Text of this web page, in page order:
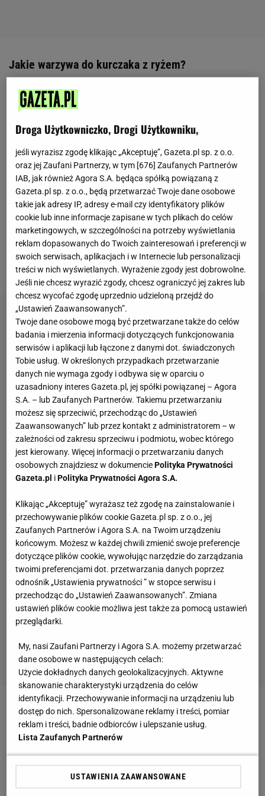
Jakie warzywa do kurczaka z ryżem?
Do kurczaka z ryżem będzie tak naprawdę pasowała
większość warzyw. Od naszej fantazji oraz
upodobań kulinarnych zależy, które z nich
wybierzemy. Wielbiciele tradycyjnych smaków mogą
sięgnąć po klasyk – marchewkę, por, zielony groszek
i natkę pietruszki. Ten zestaw możemy poszerzyć na
przykład o brokuły, kalafior, kukurydzę, paprykę,
fasolkę szparagową, seler naciowy, dynię, czerwoną
cebulę, czosnek… W wersji orientalnej dodajemy
suszone grzyby shiitake. Oczywiście do dania
dopasujmy odpowiedni sosi kombinację przypraw!
Kurczak z ryżem w sosie curry – przepis
- 100 g ryżu (białego, brązowego lub innego)
- 200 g piersi z kurczaka
Droga Użytkowniczko, Drogi Użytkowniku,
jeśli wyrazisz zgodę klikając „Akceptuję”, Gazeta.pl sp. z o.o.
oraz jej Zaufani Partnerzy, w tym [676] Zaufanych Partnerów
IAB, jak również Agora S.A. będąca spółką powiązaną z
Gazeta.pl sp. z o.o., będą przetwarzać Twoje dane osobowe
takie jak adresy IP, adresy e-mail czy identyfikatory plików
cookie lub inne informacje zapisane w tych plikach do celów
marketingowych, w szczególności na potrzeby wyświetlania
reklam dopasowanych do Twoich zainteresowań i preferencji w
swoich serwisach, aplikacjach i w Internecie lub personalizacji
treści w nich wyświetlanych. Wyrażenie zgody jest dobrowolne.
Jeśli nie chcesz wyrazić zgody, chcesz ograniczyć jej zakres lub
chcesz wycofać zgodę uprzednio udzieloną przejdź do
„Ustawień Zaawansowanych”.
Twoje dane osobowe mogą być przetwarzane także do celów
badania i mierzenia informacji dotyczących funkcjonowania
serwisów i aplikacji lub łączone z danymi dot. świadczonych
Tobie usług. W określonych przypadkach przetwarzanie
danych nie wymaga zgody i odbywa się w oparciu o
uzasadniony interes Gazeta.pl, jej spółki powiązanej – Agora
S.A. – lub Zaufanych Partnerów. Takiemu przetwarzaniu
możesz się sprzeciwić, przechodząc do „Ustawień
Zaawansowanych” lub przez kontakt z administratorem – w
zależności od zakresu sprzeciwu i podmiotu, wobec którego
jest kierowany. Więcej informacji o przetwarzaniu danych
osobowych znajdziesz w dokumenciePolityka Prywatności
Gazeta.pl iPolityka Prywatności Agora S.A.
Klikając „Akceptuję” wyrażasz też zgodę na zainstalowanie i
przechowywanie plików cookie Gazeta.pl sp. z o.o., jej
Zaufanych Partnerów i Agora S.A. na Twoim urządzeniu
końcowym. Możesz w każdej chwili zmienić swoje preferencje
dotyczące plików cookie, wywołując narzędzie do zarządzania
twoimi preferencjami dot. przetwarzania danych poprzez
odnośnik „Ustawienia prywatności ” w stopce serwisu i
przechodząc do „Ustawień Zaawansowanych”. Zmiana
ustawień plików cookie możliwa jest także za pomocą ustawień
przeglądarki.
My, nasi Zaufani Partnerzy i Agora S.A. możemy przetwarzać
dane osobowe w następujących celach:
Użycie dokładnych danych geolokalizacyjnych. Aktywne
skanowanie charakterystyki urządzenia do celów
identyfikacji. Przechowywanie informacji na urządzeniu lub
dostęp do nich. Spersonalizowane reklamy i treści, pomiar
reklam i treści, badnie odbiorców i ulepszanie usług.
Lista Zaufanych Partnerów
USTAWIENIA ZAAWANSOWANE